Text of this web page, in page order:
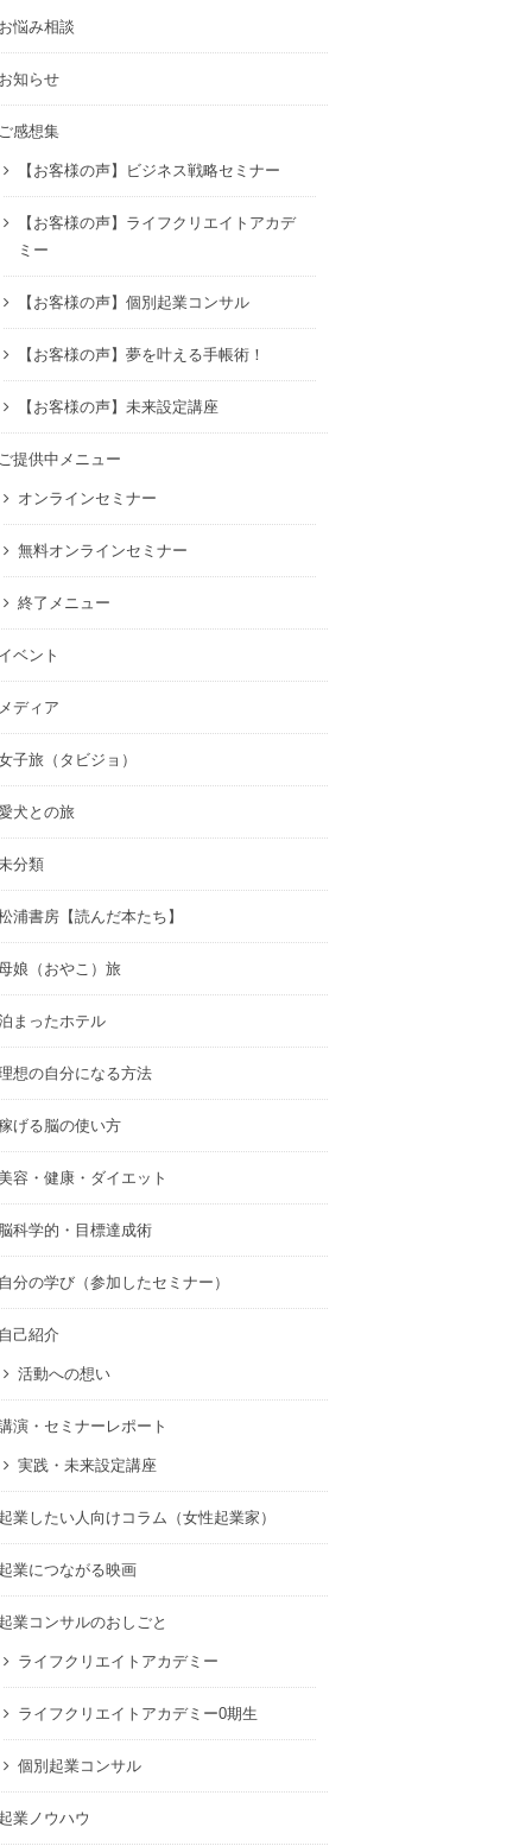
お悩み相談
お知らせ
ご感想集
【お客様の声】ビジネス戦略セミナー
【お客様の声】ライフクリエイトアカデ
ミー
【お客様の声】個別起業コンサル
【お客様の声】夢を叶える手帳術！
【お客様の声】未来設定講座
ご提供中メニュー
オンラインセミナー
無料オンラインセミナー
終了メニュー
イベント
メディア
子旅（タビジョ）
犬との旅
分類
浦書房【読んだ本たち】
娘（おやこ）旅
まったホテル
想の自分になる方法
げる脳の使い方
美容・健康・ダイエット
脳科学的・目標達成術
自分の学び（参加したセミナー）
自己紹介
活動への想い
演・セミナーレポート
実践・未来設定講座
起業したい人向けコラム（女性起業家）
起業につながる映画
起業コンサルのおしごと
ライフクリエイトアカデミー
ライフクリエイトアカデミー0期生
個別起業コンサル
起業ノウハウ